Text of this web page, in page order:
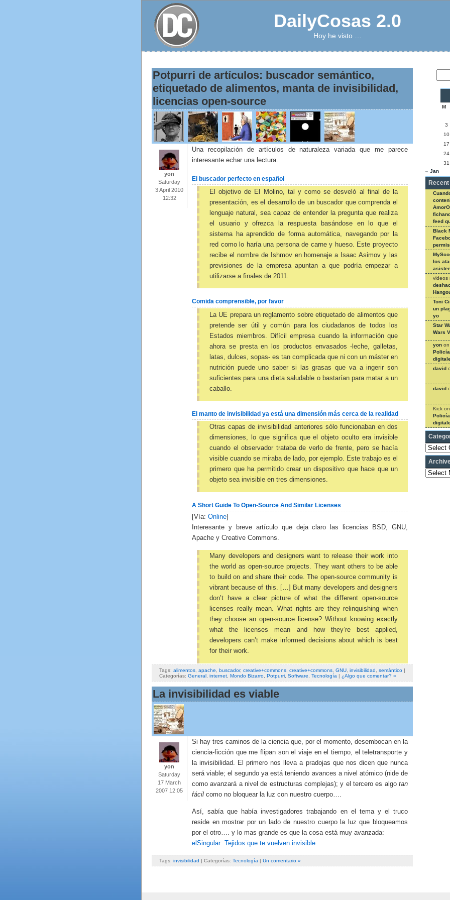
DailyCosas 2.0
Hoy he visto …
Potpurri de artículos: buscador semántico,
etiquetado de alimentos, manta de invisibilidad,
licencias open-source
yon
Saturday
3 April 2010
12:32
Una recopilación de artículos de naturaleza variada que me parece
interesante echar una lectura.
El buscador perfecto en español
El objetivo de El Molino, tal y como se desveló al final de la
presentación, es el desarrollo de un buscador que comprenda el
lenguaje natural, sea capaz de entender la pregunta que realiza
el usuario y ofrezca la respuesta basándose en lo que el
sistema ha aprendido de forma automática, navegando por la
red como lo haría una persona de carne y hueso. Este proyecto
recibe el nombre de Ishmov en homenaje a Isaac Asimov y las
previsiones de la empresa apuntan a que podría empezar a
utilizarse a finales de 2011.
Comida comprensible, por favor
La UE prepara un reglamento sobre etiquetado de alimentos que
pretende ser útil y común para los ciudadanos de todos los
Estados miembros. Difícil empresa cuando la información que
ahora se presta en los productos envasados -leche, galletas,
latas, dulces, sopas- es tan complicada que ni con un máster en
nutrición puede uno saber si las grasas que va a ingerir son
suficientes para una dieta saludable o bastarían para matar a un
caballo.
El manto de invisibilidad ya está una dimensión más cerca de la realidad
Otras capas de invisibilidad anteriores sólo funcionaban en dos
dimensiones, lo que significa que el objeto oculto era invisible
cuando el observador trataba de verlo de frente, pero se hacía
visible cuando se miraba de lado, por ejemplo. Este trabajo es el
primero que ha permitido crear un dispositivo que hace que un
objeto sea invisible en tres dimensiones.
A Short Guide To Open-Source And Similar Licenses
[Vía: Online
Interesante y breve artículo que deja claro las licencias BSD, GNU,
Apache y Creative Commons.
Many developers and designers want to release their work into
the world as open-source projects. They want others to be able
to build on and share their code. The open-source community is
vibrant because of this. […] But many developers and designers
don’t have a clear picture of what the different open-source
licenses really mean. What rights are they relinquishing when
they choose an open-source license? Without knowing exactly
what the licenses mean and how they’re best applied,
developers can’t make informed decisions about which is best
for their work.
Tags: alimentos apache buscador, creative+commons creative+commons GNU invisibilidad semántico |
Categorías: General internet Mondo Bizarro Potpurri Software Tecnología | ¿Algo que comentar? »
La invisibilidad es viable
yon
Saturday
17 March
2007 12:05
Si hay tres caminos de la ciencia que, por el momento, desembocan en la
ciencia-ficción que me flipan son el viaje en el tiempo, el teletransporte y
la invisibilidad. El primero nos lleva a pradojas que nos dicen que nunca
será viable; el segundo ya está teniendo avances a nivel atómico (nide de
como avanzará a nivel de estructuras complejas); y el tercero es algo tan
fácil como no bloquear la luz con nuestro cuerpo….
Así, sabía que había investigadores trabajando en el tema y el truco
reside en mostrar por un lado de nuestro cuerpo la luz que bloqueamos
por el otro…. y lo mas grande es que la cosa está muy avanzada:
elSingular: Tejidos que te vuelven invisible
Tags: invisibilidad | Categorías: Tecnología | Un comentario »
M
3
10
17
24
31
« Jan
feed
Black
los
videos
Toni
un
yo
Star
Wars
yon
david
david
Kick
Categories
Archives